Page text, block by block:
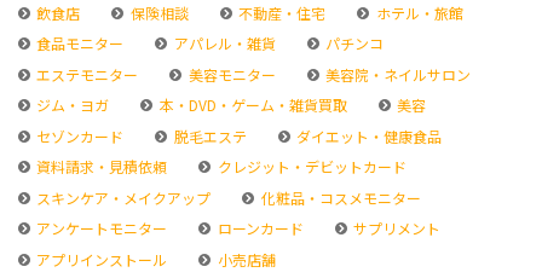
飲食店
保険相談 不動産・住宅
ホテル・旅館
食品モニター
アパレル・雑貨
パチンコ
エステモニター
美容モニター
美容院・ネイルサロン
ジム・ヨガ
本・DVD・ゲーム・雑貨買取
美容
セゾンカード
脱毛エステ
ダイエット・健康食品
資料請求・見積依頼
クレジット・デビットカード
スキンケア・メイクアップ
化粧品・コスメモニター
アンケートモニター
ローンカード
サプリメント
アプリインストール
小売店舗